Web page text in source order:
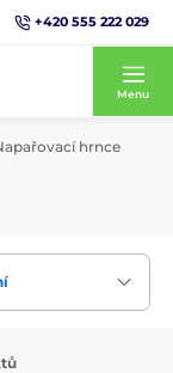
+420 555 222 029
Menu
hrnce